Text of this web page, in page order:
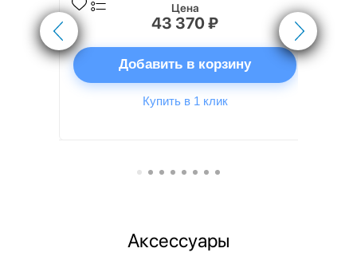
Цена
43 370 ₽
Добавить в корзину
Купить в 1 клик
Аксессуары